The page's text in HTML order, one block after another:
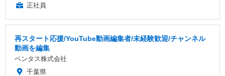
正社員
再スタート応援/YouTube動画編集者/未経験歓迎/チャンネル
動画を編集
ベンタス株式会社
千葉県